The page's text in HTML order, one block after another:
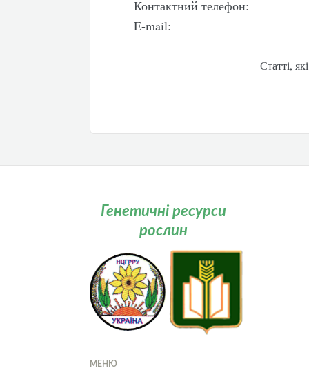
Контактний телефон:
E-mail:
Статті,
Генетичні ресурси
рослин
МЕНЮ